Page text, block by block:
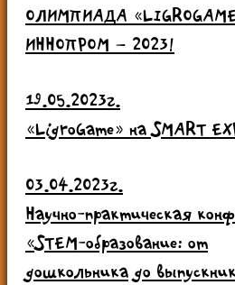
ОЛИМПИАДА
ИННОПРОМ – 2023!
19.05.2023г.
«LigroGame» на SMART
03.04.2023г.
Научно-практическая
«STEM-образование: от
дошкольника до